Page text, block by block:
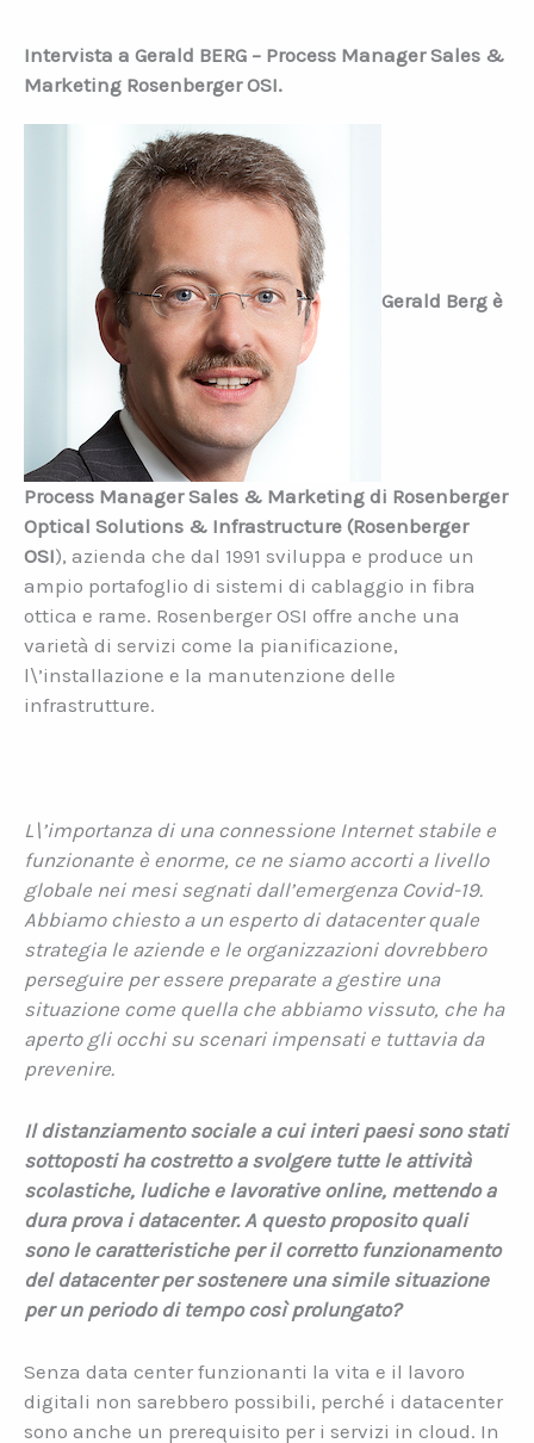
Intervista a Gerald BERG – Process Manager Sales &
Marketing Rosenberger OSI.
Gerald Berg è
Process Manager Sales & Marketing di Rosenberger
Optical Solutions & Infrastructure (Rosenberger
OSI), azienda che dal 1991 sviluppa e produce un
ampio portafoglio di sistemi di cablaggio in fibra
ottica e rame. Rosenberger OSI offre anche una
varietà di servizi come la pianificazione,
l\’installazione e la manutenzione delle
infrastrutture.
L\’importanza di una connessione Internet stabile e
funzionante è enorme, ce ne siamo accorti a livello
globale nei mesi segnati dall’emergenza Covid-19.
Abbiamo chiesto a un esperto di datacenter quale
strategia le aziende e le organizzazioni dovrebbero
perseguire per essere preparate a gestire una
situazione come quella che abbiamo vissuto, che ha
aperto gli occhi su scenari impensati e tuttavia da
prevenire.
Il distanziamento sociale a cui interi paesi sono stati
sottoposti ha costretto a svolgere tutte le attività
scolastiche, ludiche e lavorative online, mettendo a
dura prova i datacenter. A questo proposito quali
sono le caratteristiche per il corretto funzionamento
del datacenter per sostenere una simile situazione
per un periodo di tempo così prolungato?
Senza data center funzionanti la vita e il lavoro
digitali non sarebbero possibili, perché i datacenter
sono anche un prerequisito per i servizi in cloud. In